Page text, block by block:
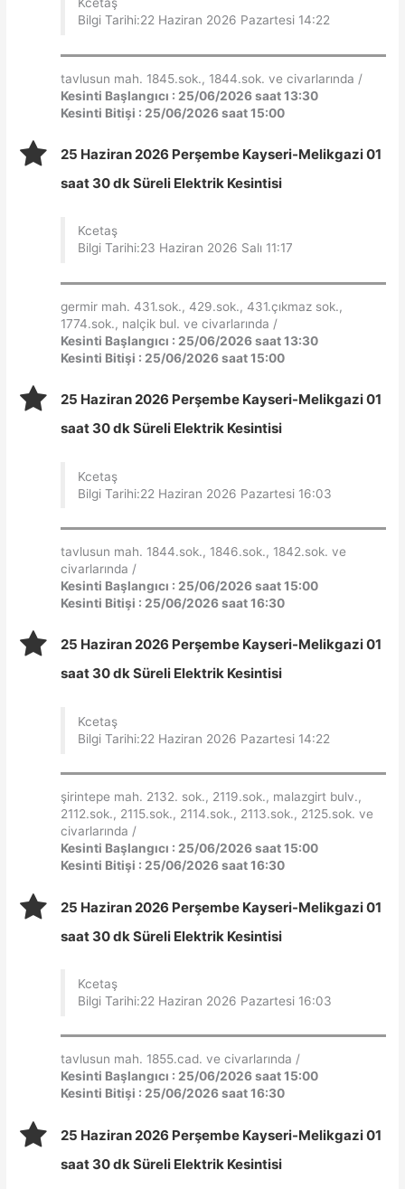
Bilgi Tarihi:22 Haziran 2026 Pazartesi 14:22
tavlusun mah. 1845.sok., 1844.sok. ve civarlarında /
Kesinti Başlangıcı : 25/06/2026 saat 13:30
Kesinti Bitişi : 25/06/2026 saat 15:00
25 Haziran 2026 Perşembe Kayseri-Melikgazi 01
saat 30 dk Süreli Elektrik Kesintisi
Kcetaş
Bilgi Tarihi:23 Haziran 2026 Salı 11:17
germir mah. 431.sok., 429.sok., 431.çıkmaz sok.,
1774.sok., nalçik bul. ve civarlarında /
Kesinti Başlangıcı : 25/06/2026 saat 13:30
Kesinti Bitişi : 25/06/2026 saat 15:00
25 Haziran 2026 Perşembe Kayseri-Melikgazi 01
saat 30 dk Süreli Elektrik Kesintisi
Kcetaş
Bilgi Tarihi:22 Haziran 2026 Pazartesi 16:03
tavlusun mah. 1844.sok., 1846.sok., 1842.sok. ve
civarlarında /
Kesinti Başlangıcı : 25/06/2026 saat 15:00
Kesinti Bitişi : 25/06/2026 saat 16:30
25 Haziran 2026 Perşembe Kayseri-Melikgazi 01
saat 30 dk Süreli Elektrik Kesintisi
Kcetaş
Bilgi Tarihi:22 Haziran 2026 Pazartesi 14:22
şirintepe mah. 2132. sok., 2119.sok., malazgirt bulv.,
2112.sok., 2115.sok., 2114.sok., 2113.sok., 2125.sok. ve
civarlarında /
Kesinti Başlangıcı : 25/06/2026 saat 15:00
Kesinti Bitişi : 25/06/2026 saat 16:30
25 Haziran 2026 Perşembe Kayseri-Melikgazi 01
saat 30 dk Süreli Elektrik Kesintisi
Kcetaş
Bilgi Tarihi:22 Haziran 2026 Pazartesi 16:03
tavlusun mah. 1855.cad. ve civarlarında /
Kesinti Başlangıcı : 25/06/2026 saat 15:00
Kesinti Bitişi : 25/06/2026 saat 16:30
25 Haziran 2026 Perşembe Kayseri-Melikgazi 01
saat 30 dk Süreli Elektrik Kesintisi